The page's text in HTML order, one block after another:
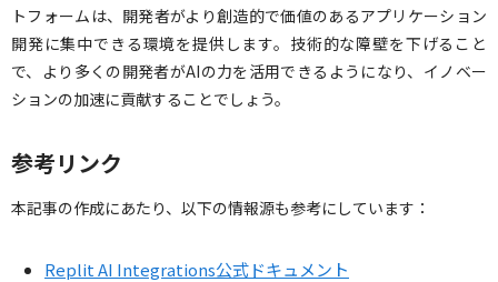
トフォームは、開発者がより創造的で価値のあるアプリケーション
開発に集中できる環境を提供します。技術的な障壁を下げること
で、より多くの開発者がAIの力を活用できるようになり、イノベー
ションの加速に貢献することでしょう。
参考リンク
本記事の作成にあたり、以下の情報源も参考にしています：
Replit AI Integrations公式ドキュメント